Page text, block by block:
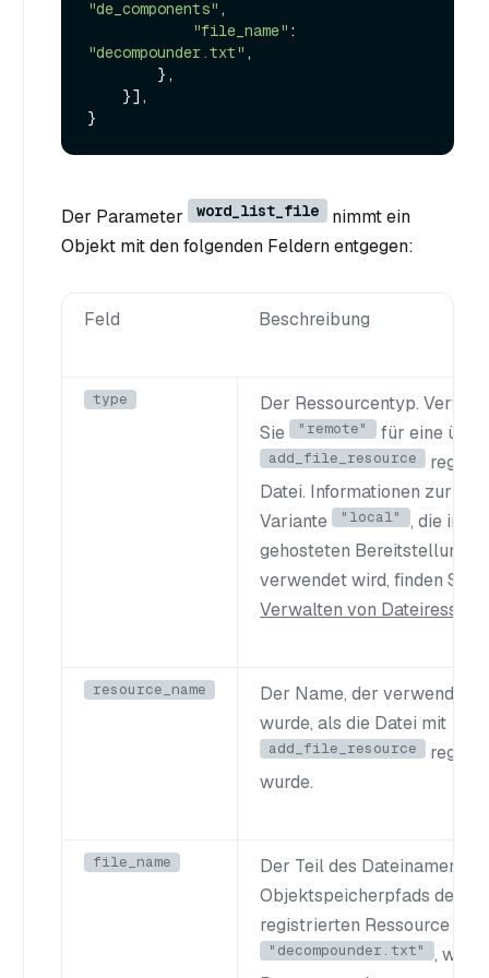
"de_components" ,
"file_name"
"decompounder.txt" ,
Der Parameter word_list_file
nimmt ein
Objekt mit den folgenden Feldern entgegen:
Feld Beschreibung
type
Der Ressourcentyp.
Sie
"remote" für eine über
add_file_resource
Datei. Informationen zur
Variante
"local"
, die in
gehosteten Bereitstellungen
verwendet wird, finden Sie
Verwalten von
resource_name
Der Name, der verwendet
wurde, als die Datei mit
add_file_resource
wurde.
file_name
Der Teil des Dateinamens
Objektspeicherpfads der
registrierten Ressource (z.
"decompounder.txt"
,